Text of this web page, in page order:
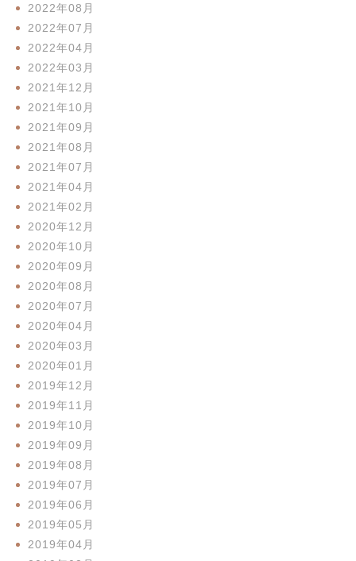
2022年08月
2022年07月
2022年04月
2022年03月
2021年12月
2021年10月
2021年09月
2021年08月
2021年07月
2021年04月
2021年02月
2020年12月
2020年10月
2020年09月
2020年08月
2020年07月
2020年04月
2020年03月
2020年01月
2019年12月
2019年11月
2019年10月
2019年09月
2019年08月
2019年07月
2019年06月
2019年05月
2019年04月